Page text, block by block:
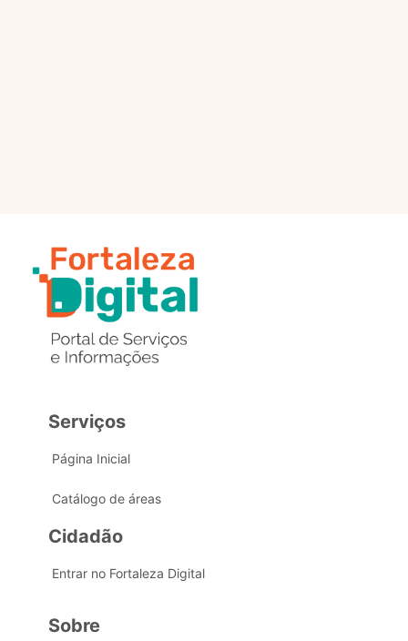
Serviços
Página Inicial
Catálogo de áreas
Cidadão
Entrar no Fortaleza Digital
Sobre